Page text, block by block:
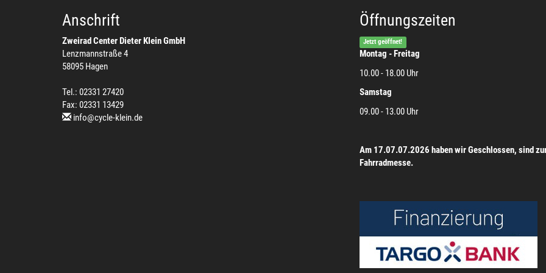
Anschrift
Zweirad Center Dieter Klein GmbH
Lenzmannstraße 4
58095 Hagen
Tel.: 02331 27420
Fax: 02331 13429
info@cycle-klein.de
Öffnungszeiten
Jetzt geöffnet!
Montag - Freitag
10.00 - 18.00 Uhr
Samstag
09.00 - 13.00 Uhr
Am 17.07.07.2026 haben wir Geschlossen, sind
Fahrradmesse.